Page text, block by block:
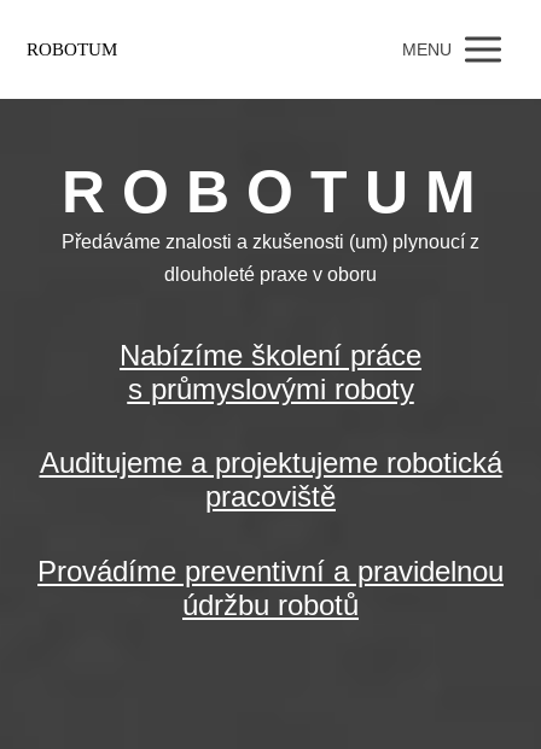
ROBOTUM MENU
R O B O T U M
Předáváme znalosti a zkušenosti (um) plynoucí z
dlouholeté praxe v oboru
Nabízíme školení práce
s průmyslovými roboty
Auditujeme a projektujeme robotická
pracoviště
Provádíme preventivní a pravidelnou
údržbu robotů